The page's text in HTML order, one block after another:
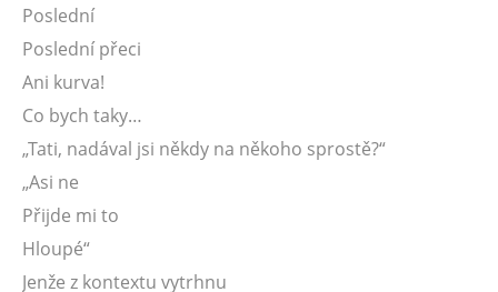
Poslední
Poslední přeci
Ani kurva!
Co bych taky…
„Tati, nadával jsi někdy na někoho sprostě?“
„Asi ne
Přijde mi to
Hloupé“
Jenže z kontextu vytrhnu